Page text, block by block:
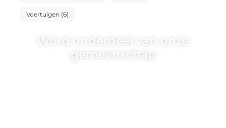
Voertuigen (6)
Word onderdeel van onze
gemeenschap